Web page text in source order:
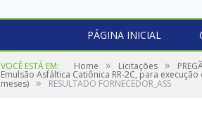
PÁGINA INICIAL
VOCÊ ESTÁ EM: Home » Licitações »
Emulsão Asfáltica Catiônica RR-2C, para
meses) » RESULTADO FORNECEDOR_ASS